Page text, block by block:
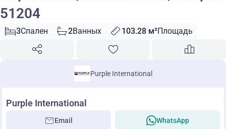
51204
3Спален 2Ванных 103.28 м²Площадь
Purple International
Purple International
Email WhatsApp